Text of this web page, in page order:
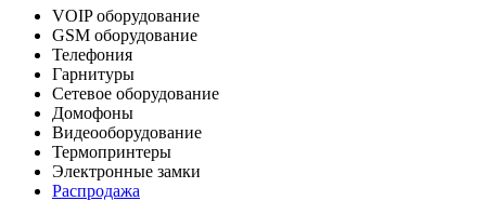
VOIP оборудование
GSM оборудование
Телефония
Гарнитуры
Сетевое оборудование
Домофоны
Видеооборудование
Термопринтеры
Электронные замки
Распродажа